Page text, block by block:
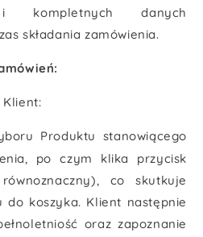
i kompletnych danych
składania zamówienia.
Klient:
Produktu stanowiącego
po czym klika przycisk
co skutkuje
do koszyka. Klient następnie
oraz zapoznanie